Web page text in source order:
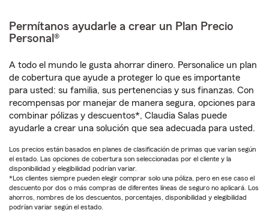
Permítanos ayudarle a crear un Plan Precio
Personal®
A todo el mundo le gusta ahorrar dinero. Personalice un plan
de cobertura que ayude a proteger lo que es importante
para usted: su familia, sus pertenencias y sus finanzas. Con
recompensas por manejar de manera segura, opciones para
combinar pólizas y descuentos*, Claudia Salas puede
ayudarle a crear una solución que sea adecuada para usted.
Los precios están basados en planes de clasificación de primas que varían según
el estado. Las opciones de cobertura son seleccionadas por el cliente y la
disponibilidad y elegibilidad podrían variar.
*Los clientes siempre pueden elegir comprar solo una póliza, pero en ese caso el
descuento por dos o más compras de diferentes líneas de seguro no aplicará. Los
ahorros, nombres de los descuentos, porcentajes, disponibilidad y elegibilidad
podrían variar según el estado.